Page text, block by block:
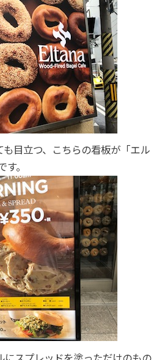
も目立つ、こちらの看板が「エル
。